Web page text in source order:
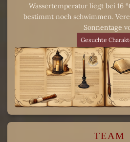
Wassertemperatur liegt bei 16
bestimmt noch schwimmen.
Sonnentage
Gesuchte
TEAM